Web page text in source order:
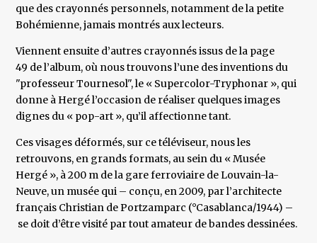
que des crayonnés personnels, notamment de la petite
Bohémienne, jamais montrés aux lecteurs.
Viennent ensuite d’autres crayonnés issus de la page
49 de l’album, où nous trouvons l’une des inventions du
"professeur Tournesol", le « Supercolor-Tryphonar », qui
donne à Hergé l’occasion de réaliser quelques images
dignes du « pop-art », qu’il affectionne tant.
Ces visages déformés, sur ce téléviseur, nous les
retrouvons, en grands formats, au sein du « Musée
Hergé », à 200 m de la gare ferroviaire de Louvain-la-
Neuve, un musée qui – conçu, en 2009, par l’architecte
français Christian de Portzamparc (°Casablanca/1944) –
se doit d’être visité par tout amateur de bandes dessinées.